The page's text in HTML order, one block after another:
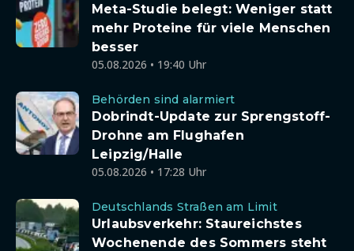
Meta-Studie belegt: Weniger statt
mehr Proteine für viele Menschen
besser
05.08.2026 • 19:40 Uhr
Behörden sind alarmiert
Dobrindt-Update zur Sprengstoff-
Drohne am Flughafen
Leipzig/Halle
05.08.2026 • 17:28 Uhr
Deutschlands Straßen am Limit
Urlaubsverkehr: Staureichstes
Wochenende des Sommers steht